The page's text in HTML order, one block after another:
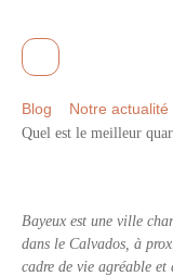
Blog Notre actualité
Quel est le meilleur
Bayeux est une ville
dans le Calvados, à
cadre de vie agréable